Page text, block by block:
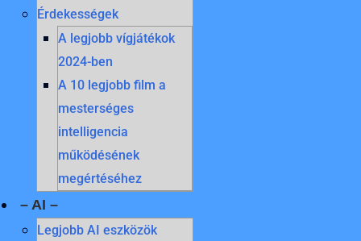
Érdekességek
A legjobb vígjátékok
2024-ben
A 10 legjobb film a
mesterséges
intelligencia
működésének
megértéséhez
– AI –
Legjobb AI eszközök